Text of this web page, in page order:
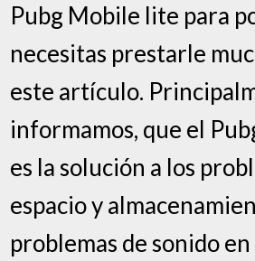
Pubg Mobile lite para
necesitas prestarle
este artículo.
informamos, que el
es la solución a los
espacio y
problemas de sonido